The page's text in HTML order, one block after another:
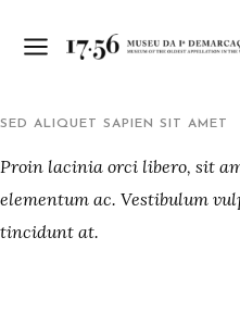
SED ALIQUET SAPIEN SIT AMET
Proin lacinia orci libero, sit
elementum ac. Vestibulum
tincidunt at.